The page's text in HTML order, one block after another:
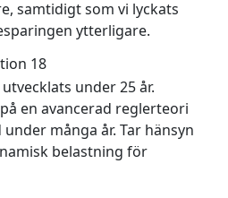
samtidigt som vi lyckats
ytterligare.
18
under 25 år.
en avancerad reglerteori
många år. Tar hänsyn
belastning för